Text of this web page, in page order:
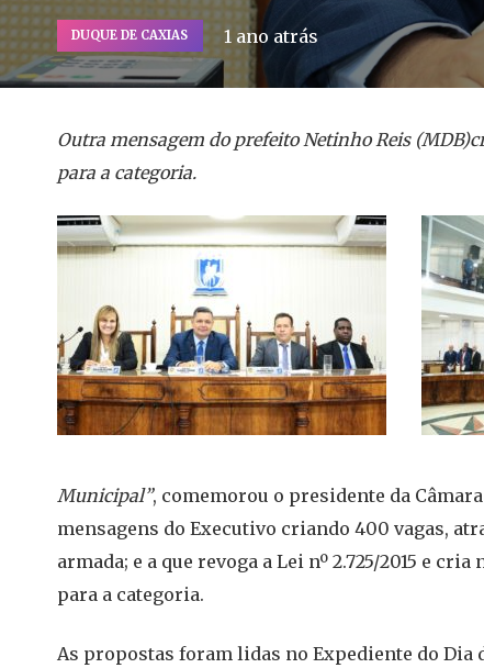
DUQUE DE CAXIAS 1 ano atrás
Outra mensagem do prefeito Netinho Reis
para a categoria.
Municipal”, comemorou o presidente da
mensagens do Executivo criando 400 vagas,
armada; e a que revoga a Lei nº 2.725/2015 e
para a categoria.
As propostas foram lidas no Expediente do Dia